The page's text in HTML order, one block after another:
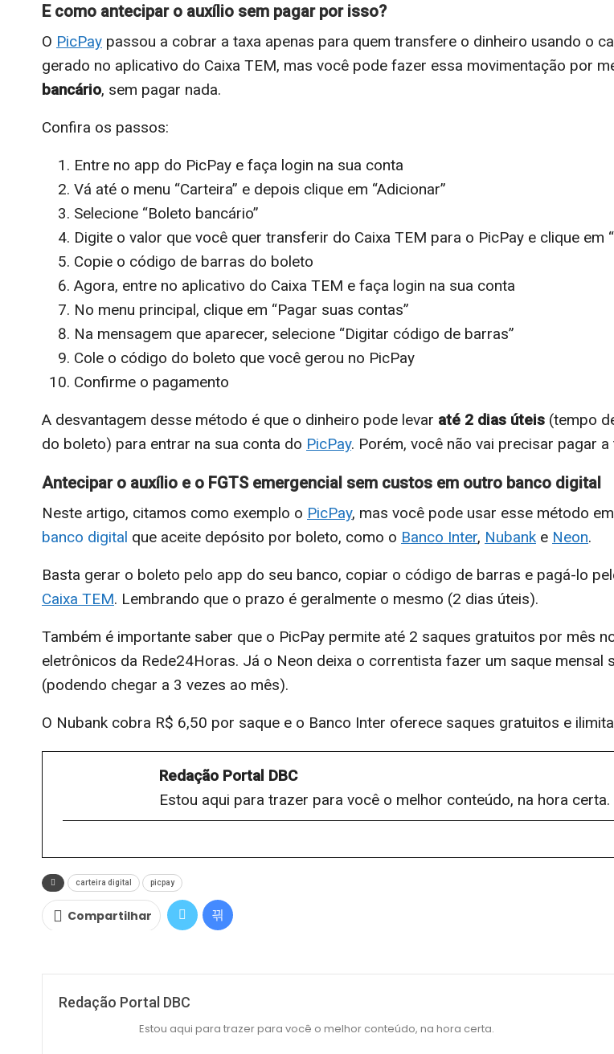
E como antecipar o auxílio sem pagar por isso?
O PicPay passou a cobrar a taxa apenas para quem transfere o dinheiro usando o
gerado no aplicativo do Caixa TEM, mas você pode fazer essa movimentação por
bancário, sem pagar nada.
Confira os passos:
Entre no app do PicPay e faça login na sua conta
Vá até o menu “Carteira” e depois clique em “Adicionar”
Selecione “Boleto bancário”
Digite o valor que você quer transferir do Caixa TEM para o PicPay e clique em
Copie o código de barras do boleto
Agora, entre no aplicativo do Caixa TEM e faça login na sua conta
No menu principal, clique em “Pagar suas contas”
Na mensagem que aparecer, selecione “Digitar código de barras”
Cole o código do boleto que você gerou no PicPay
Confirme o pagamento
A desvantagem desse método é que o dinheiro pode levar até 2 dias úteis (tempo
do boleto) para entrar na sua conta do PicPay. Porém, você não vai precisar pagar a
Antecipar o auxílio e o FGTS emergencial sem custos em outro banco digital
Neste artigo, citamos como exemplo o PicPay, mas você pode usar esse método
banco digital que aceite depósito por boleto, como o Banco Inter, Nubank e Neon.
Basta gerar o boleto pelo app do seu banco, copiar o código de barras e pagá-lo
Caixa TEM. Lembrando que o prazo é geralmente o mesmo (2 dias úteis).
Também é importante saber que o PicPay permite até 2 saques gratuitos por mês
eletrônicos da Rede24Horas. Já o Neon deixa o correntista fazer um saque mensal
(podendo chegar a 3 vezes ao mês).
O Nubank cobra R$ 6,50 por saque e o Banco Inter oferece saques gratuitos e
Redação Portal DBC
Estou aqui para trazer para você o melhor conteúdo, na hora certa.
carteira digital picpay
Compartilhar
Redação Portal DBC
Estou aqui para trazer para você o melhor conteúdo, na hora certa.